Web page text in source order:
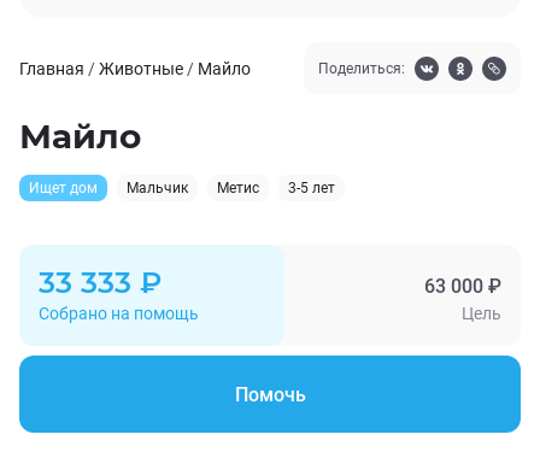
Главная /Животные / Майло Поделиться:
Майло
Ищет дом Мальчик Метис 3-5 лет
33 333 ₽ 63 000 ₽
Собрано на помощь Цель
Помочь